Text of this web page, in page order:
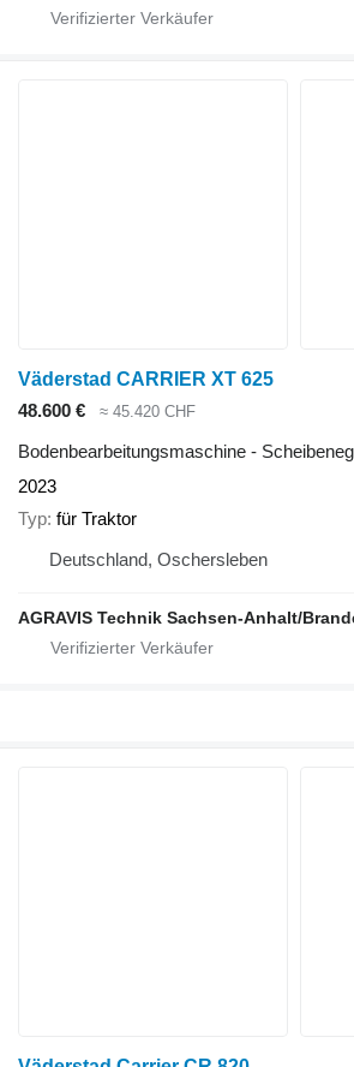
Väderstad CARRIER XT 625
48.600 €
≈ 45.420 CHF
Bodenbearbeitungsmaschine -
2023
Typ für Traktor
Deutschland, Oschersleben